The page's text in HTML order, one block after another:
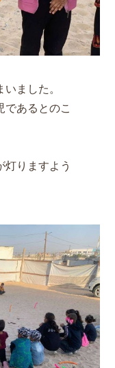
ました。
であるとのこ
灯りますよう